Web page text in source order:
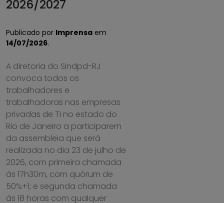
2026/2027
Publicado por Imprensa em
14/07/2026.
A diretoria do Sindpd-RJ
convoca todos os
trabalhadores e
trabalhadoras nas empresas
privadas de TI no estado do
Rio de Janeiro a participarem
da assembleia que será
realizada no dia 23 de julho de
2026, com primeira chamada
às 17h30m, com quórum de
50%+1; e segunda chamada
às 18 horas com qualquer